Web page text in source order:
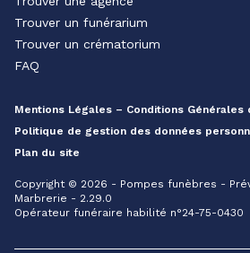
Trouver un funérarium
Trouver un crématorium
FAQ
Mentions Légales – Conditions Générales
Politique de gestion des données
Plan du site
Copyright © 2026 - Pompes funèbres -
Marbrerie - 2.29.0
Opérateur funéraire habilité n°24-75-0430